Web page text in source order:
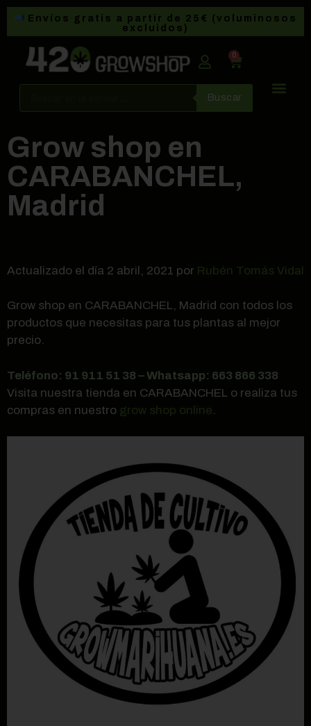
Envíos gratis a partir de 25€ (voluminosos
excluidos)
0
Buscar
Grow shop en
CARABANCHEL,
Madrid
Actualizado el día 2 abril, 2021 por Rubén Tomás Vidal
Grow shop en CARABANCHEL, Madrid con todos los
productos que necesitas para tus plantas al mejor
precio.
Teléfono: 91 911 51 38 – Whatsapp: 663 866 338
Visita nuestra tienda en CARABANCHEL o realiza tus
compras en nuestro grow shop online